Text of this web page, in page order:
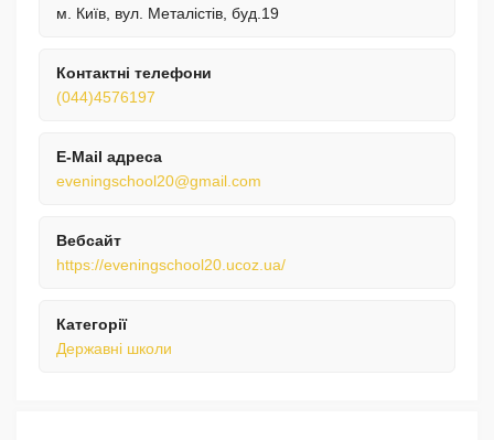
м. Київ, вул. Металістів, буд.19
Контактні телефони
(044)4576197
E-Mail адреса
eveningschool20@gmail.com
Вебсайт
https://eveningschool20.ucoz.ua/
Категорії
Державні школи